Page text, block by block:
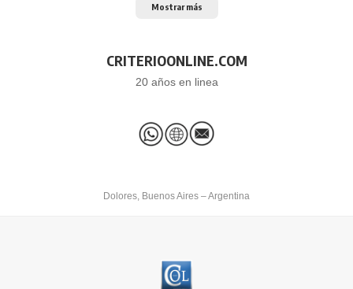
Mostrar más
CRITERIOONLINE.COM
20 años en linea
Dolores, Buenos Aires – Argentina